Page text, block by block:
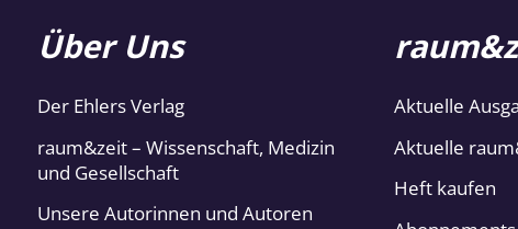
Über Uns
Der Ehlers Verlag
raum&zeit – Wissenschaft, Medizin
und Gesellschaft
Unsere Autorinnen und Autoren
Aktuelle
Aktuelle
Heft kaufen